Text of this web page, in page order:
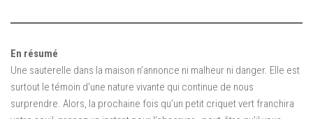
En résumé
Une sauterelle dans la maison n’annonce ni malheur ni danger. Elle est
surtout le témoin d’une nature vivante qui continue de nous
surprendre. Alors, la prochaine fois qu’un petit criquet vert franchira